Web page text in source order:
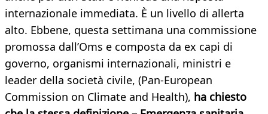
internazionale immediata. È un livello di allerta
alto. Ebbene, questa settimana una commissione
promossa dall’Oms e composta da ex capi di
governo, organismi internazionali, ministri e
leader della società civile, (Pan-European
Commission on Climate and Health), ha chiesto